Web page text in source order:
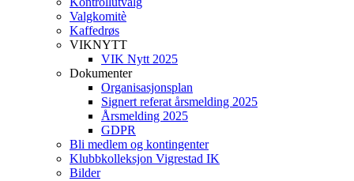
Valgkomitè
Kaffedrøs
VIKNYTT
VIK Nytt 2025
Dokumenter
Organisasjonsplan
Signert referat årsmelding 2025
Årsmelding 2025
GDPR
Bli medlem og kontingenter
Klubbkolleksjon Vigrestad IK
Bilder